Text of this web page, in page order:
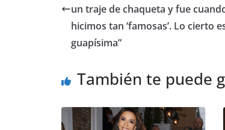
un traje de chaqueta y fue
hicimos tan ‘famosas’. Lo cierto
guapísima”
También te puede